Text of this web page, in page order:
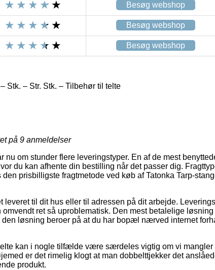
Besøg webshop
Besøg webshop
Besøg webshop
Stk. – Str. Stk. – Tilbehør til telte
på 9 anmeldelser
nu om stunder flere leveringstyper. En af de mest
du kan afhente din bestilling når det passer dig.
prisbilligste fragtmetode ved køb af Tatonka Tarp-
til dit hus eller til adressen på dit arbejde.
ret så uproblematisk. Den mest betalelige
den løsning beroer på at du har bopæl nærved internet
kan i nogle tilfælde være særdeles vigtig om vi mangler
er det rimelig klogt at man dobbelttjekker det
produkt.